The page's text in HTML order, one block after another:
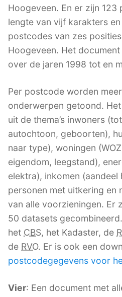
Hoogeveen. En er zijn 123
lengte van vijf karakters
postcodes van zes
Hoogeveen. Het
over de jaren 1998 tot en
Per postcode worden
onderwerpen getoond.
uit de thema’s inwoners
autochtoon, geboorten),
naar type), woningen
eigendom, leegstand),
elektra), inkomen (aandeel
personen met uitkering en
van alle voorzieningen. Er
50 datasets
het CBS, het Kadaster, de
de RVO. Er is ook een
postcodegegevens voor
Vier: Een document met